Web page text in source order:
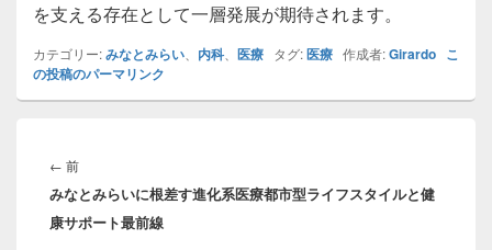
を支える存在として一層発展が期待されます。
カテゴリー:みなとみらい 内科、 医療 タグ:医療 作成者:Girardo こ
の投稿のパーマリンク
稿
ナ
ビ
ゲ
← 前前
の
投
みなとみらいに根差す進化系医療都市型ライフスタイルと健
康サポート最前線